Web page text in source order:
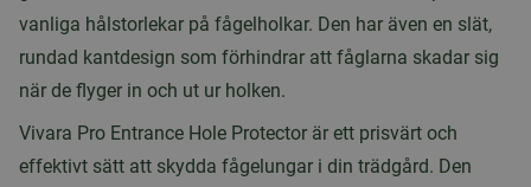
vanliga hålstorlekar på fågelholkar. Den har även en slät,
rundad kantdesign som förhindrar att fåglarna skadar sig
när de flyger in och ut ur holken.
Vivara Pro Entrance Hole Protector är ett prisvärt och
effektivt sätt att skydda fågelungar i din trädgård. Den